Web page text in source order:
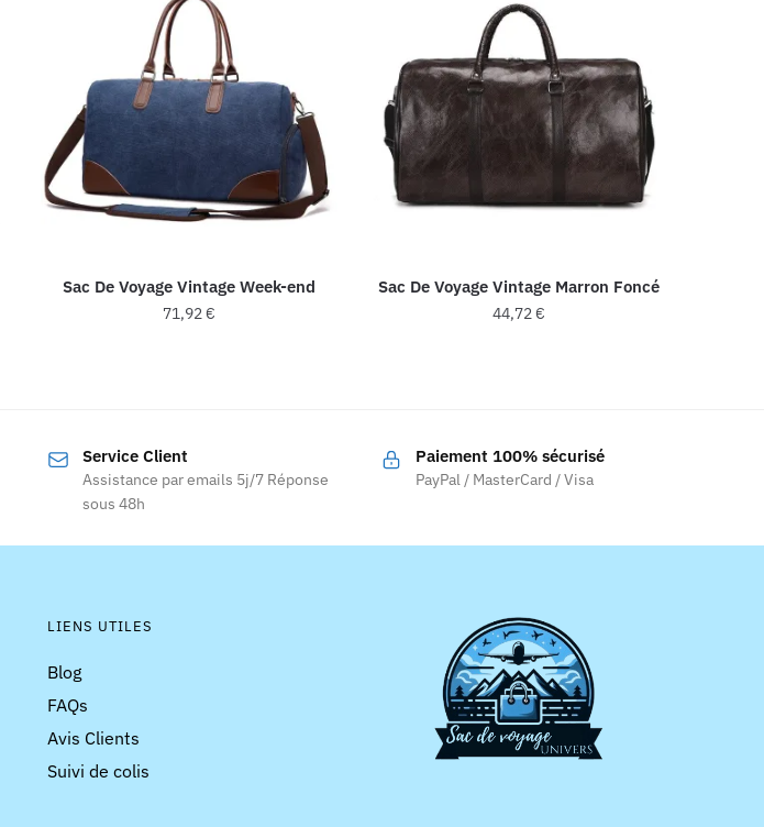
Sac De Voyage Vintage Week-end
71,92€
peuvent
Sac De Voyage Vintage Marron Foncé
44,72€
Service Client
Assistance par emails 5j/7 Réponse
sous 48h
Paiement 100% sécurisé
PayPal / MasterCard / Visa
LIENS UTILES
Blog
FAQs
Avis Clients
Suivi de colis